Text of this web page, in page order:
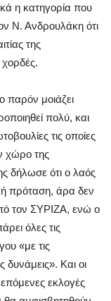
η κατηγορία που
Ν. Ανδρουλάκη ότι
της
μοιάζει
πολύ, και
τις οποίες
χώρο της
δήλωσε ότι ο λαός
πρόταση, άρα δεν
τον ΣΥΡΙΖΑ, ενώ ο
όλες τις
«με τις
δυνάμεις». Και οι
εκλογές